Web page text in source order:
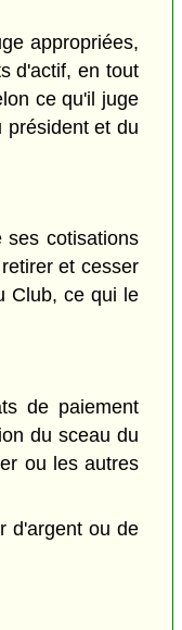
appropriées,
d'actif, en tout
ce qu'il juge
président et du
ses cotisations
et cesser
Club, ce qui le
de paiement
du sceau du
ou les autres
d'argent ou de